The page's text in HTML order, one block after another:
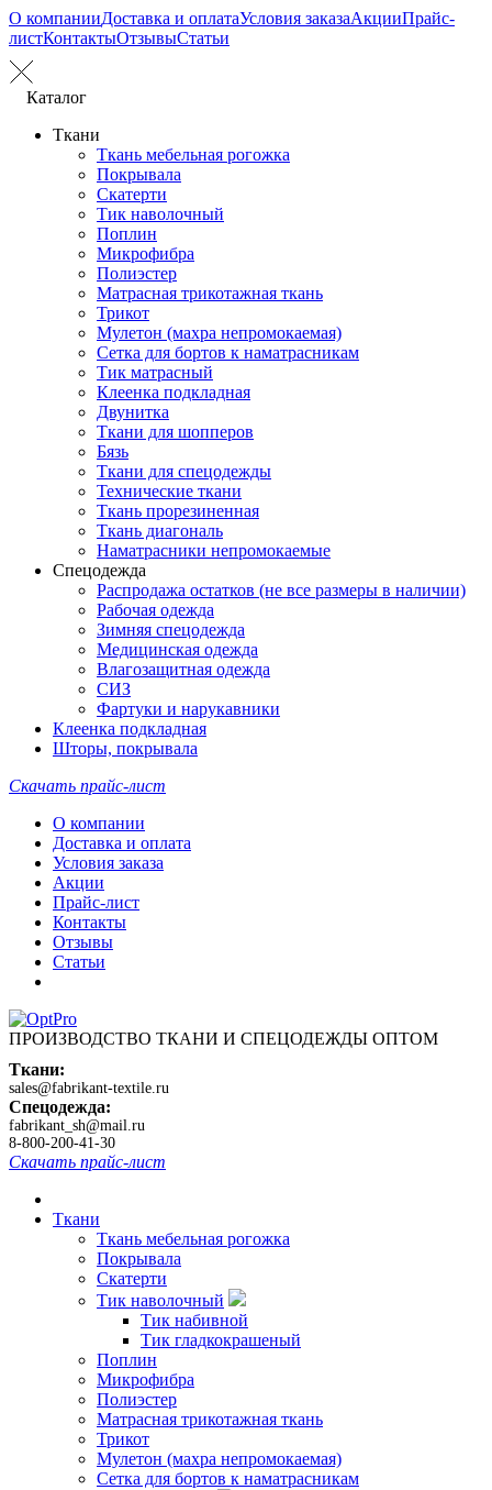
О компанииДоставка и оплатаУсловия заказаАкцииПрайс-
листКонтактыОтзывыСтатьи
Каталог
Ткани
Ткань мебельная рогожка
Покрывала
Скатерти
Тик наволочный
Поплин
Микрофибра
Полиэстер
Матрасная трикотажная ткань
Трикот
Мулетон (махра непромокаемая)
Сетка для бортов к наматрасникам
Тик матрасный
Клеенка подкладная
Двунитка
Ткани для шопперов
Бязь
Ткани для спецодежды
Технические ткани
Ткань прорезиненная
Ткань диагональ
Наматрасники непромокаемые
Спецодежда
Распродажа остатков (не все размеры в наличии)
Рабочая одежда
Зимняя спецодежда
Медицинская одежда
Влагозащитная одежда
СИЗ
Фартуки и нарукавники
Клеенка подкладная
Шторы, покрывала
Скачать прайс-лист
О компании
Доставка и оплата
Условия заказа
Акции
Прайс-лист
Контакты
Отзывы
Статьи
ПРОИЗВОДСТВО ТКАНИ И СПЕЦОДЕЖДЫ ОПТОМ
Ткани:
sales@fabrikant-textile.ru
Спецодежда:
fabrikant_sh@mail.ru
8-800-200-41-30
Скачать прайс-лист
Ткани
Ткань мебельная рогожка
Покрывала
Скатерти
Тик наволочный
Тик набивной
Тик гладкокрашеный
Поплин
Микрофибра
Полиэстер
Матрасная трикотажная ткань
Трикот
Мулетон (махра непромокаемая)
Сетка для бортов к наматрасникам